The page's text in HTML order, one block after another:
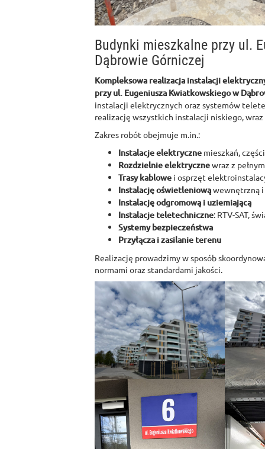
Budynki mieszkalne przy ul.
Dąbrowie Górniczej
Kompleksowa realizacja instalacji
przy ul. Eugeniusza Kwiatkowskiego w
instalacji elektrycznych oraz systemów
realizację wszystkich instalacji niskiego,
Zakres robót obejmuje m.in.:
Instalacje elektryczne mieszkań,
Rozdzielnie elektrycznewraz z
Trasy kablowe i osprzęt
Instalację oświetleniowąwewnętrzną
Instalację odgromową i uziemiającą
Instalacje teletechniczne: RTV-SAT,
Systemy bezpieczeństwa
Przyłącza i zasilanie terenu
Realizację prowadzimy w sposób
normami oraz standardami jakości.